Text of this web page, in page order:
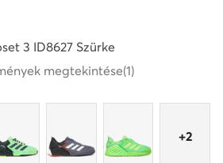
3 ID8627 Szürke
5 skálánmegtekintése(1)
+2